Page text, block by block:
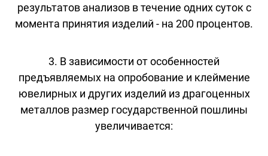
результатов анализов в течение одних суток с
момента принятия изделий - на 200 процентов.
3. В зависимости от особенностей
предъявляемых на опробование и клеймение
ювелирных и других изделий из драгоценных
металлов размер государственной пошлины
увеличивается: